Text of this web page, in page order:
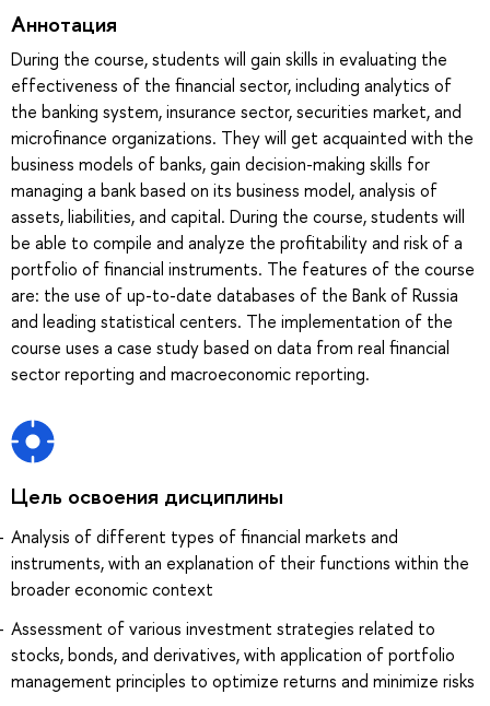
Аннотация
During the course, students will gain skills in evaluating the
effectiveness of the financial sector, including analytics of
the banking system, insurance sector, securities market, and
microfinance organizations. They will get acquainted with the
business models of banks, gain decision-making skills for
managing a bank based on its business model, analysis of
assets, liabilities, and capital. During the course, students will
be able to compile and analyze the profitability and risk of a
portfolio of financial instruments. The features of the course
are: the use of up-to-date databases of the Bank of Russia
and leading statistical centers. The implementation of the
course uses a case study based on data from real financial
sector reporting and macroeconomic reporting.
Цель освоения дисциплины
Analysis of different types of financial markets and
instruments, with an explanation of their functions within the
broader economic context
Assessment of various investment strategies related to
stocks, bonds, and derivatives, with application of portfolio
management principles to optimize returns and minimize risks